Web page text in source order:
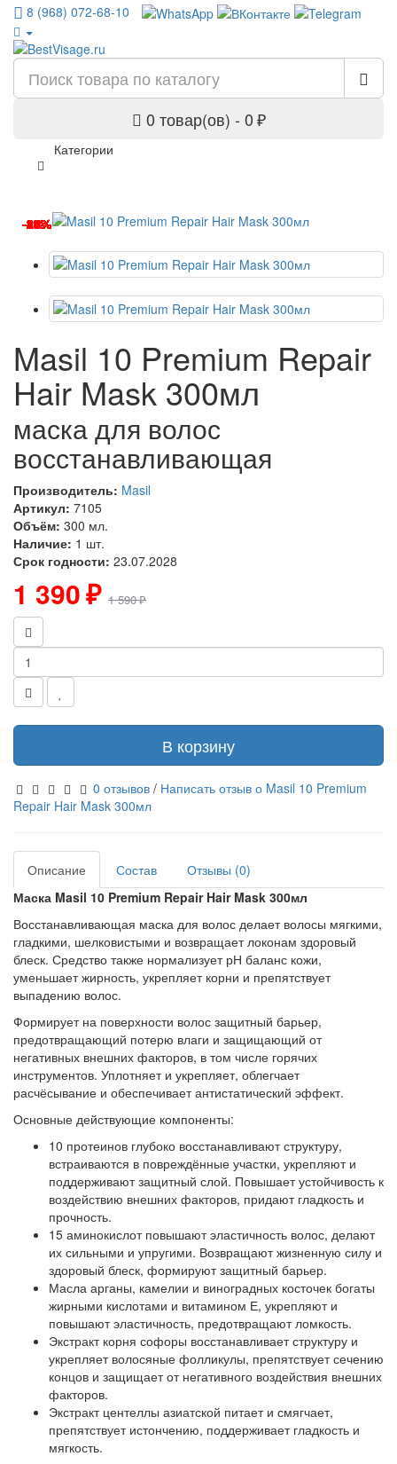
8 (968) 072-68-10
0 товар(ов) - 0 ₽
Категории
-13%
Masil 10 Premium Repair
Hair Mask 300мл
маска для волос
восстанавливающая
Производитель: Masil
Артикул: 7105
Объём: 300 мл.
Наличие: 1 шт.
Срок годности: 23.07.2028
1 390 ₽ 1 590 ₽
В корзину
0 отзывов / Написать отзыв о Masil 10 Premium
Repair Hair Mask 300мл
Описание Состав
Отзывы (0)
Маска Masil 10 Premium Repair Hair Mask 300мл
Восстанавливающая маска для волос делает волосы мягкими,
гладкими, шелковистыми и возвращает локонам здоровый
блеск. Средство также нормализует рН баланс кожи,
уменьшает жирность, укрепляет корни и препятствует
выпадению волос.
Формирует на поверхности волос защитный барьер,
предотвращающий потерю влаги и защищающий от
негативных внешних факторов, в том числе горячих
инструментов. Уплотняет и укрепляет, облегчает
расчёсывание и обеспечивает антистатический эффект.
Основные действующие компоненты:
10 протеинов глубоко восстанавливают структуру,
встраиваются в повреждённые участки, укрепляют и
поддерживают защитный слой. Повышает устойчивость к
воздействию внешних факторов, придают гладкость и
прочность.
15 аминокислот повышают эластичность волос, делают
их сильными и упругими. Возвращают жизненную силу и
здоровый блеск, формируют защитный барьер.
Масла арганы, камелии и виноградных косточек богаты
жирными кислотами и витамином Е, укрепляют и
повышают эластичность, предотвращают ломкость.
Экстракт корня софоры восстанавливает структуру и
укрепляет волосяные фолликулы, препятствует сечению
концов и защищает от негативного воздействия внешних
факторов.
Экстракт центеллы азиатской питает и смягчает,
препятствует истончению, поддерживает гладкость и
мягкость.
-25%
-25%
-14%
-25%
-8%
-8%
-34%
-34%
-15%
-11%
-20%
-25%
-14%
-25%
-25%
-14%
-25%
-8%